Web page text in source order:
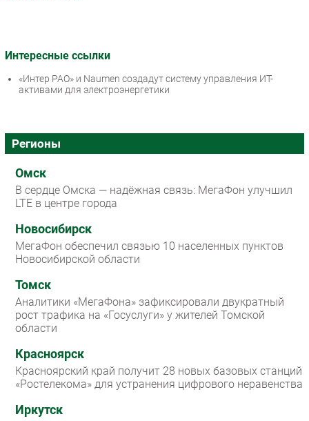
Интересные ссылки
«Интер РАО» и Naumen создадут систему управления ИТ-
активами для электроэнергетики
Регионы
Омск
В сердце Омска — надёжная связь: МегаФон улучшил
LTE в центре города
Новосибирск
МегаФон обеспечил связью 10 населенных пунктов
Новосибирской области
Томск
Аналитики «МегаФона» зафиксировали двукратный
рост трафика на «Госуслуги» у жителей Томской
области
Красноярск
Красноярский край получит 28 новых базовых станций
«Ростелекома» для устранения цифрового неравенства
Иркутск